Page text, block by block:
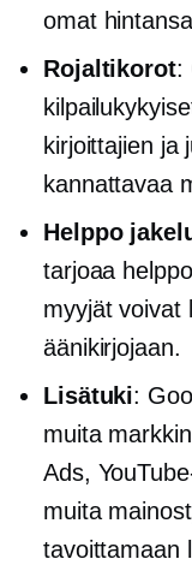
omat
Rojaltikorot:
kirjoittajien ja
kannattavaa
Helppo
tarjoaa
myyjät voivat
äänikirjojaan.
Lisätuki:
muita
Ads,
muita
tavoittamaan